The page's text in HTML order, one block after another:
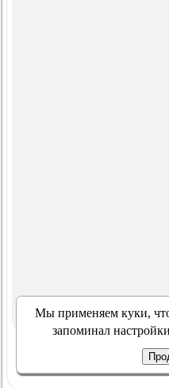
Мы применяем куки,
запоминал